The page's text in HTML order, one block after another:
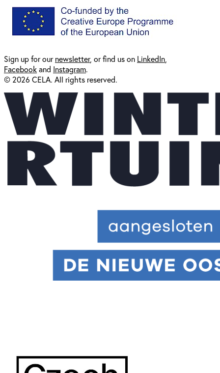
Sign up for ournewsletter, or find us on LinkedIn
Facebookand Instagram.
© 2026 CELA. All rights reserved.